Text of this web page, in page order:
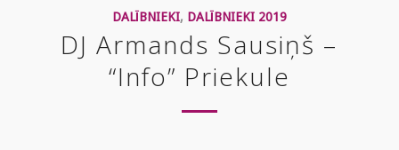
DALĪBNIEKI, DALĪBNIEKI 2019
DJ Armands Sausiņš –
“Info” Priekule